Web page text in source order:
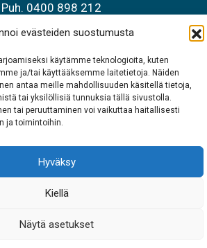
evästeiden suostumusta
käytämme teknologioita, kuten
ja/tai käyttääksemme laitetietoja. Näiden
antaa meille mahdollisuuden käsitellä tietoja,
tai yksilöllisiä tunnuksia tällä sivustolla.
tai peruuttaminen voi vaikuttaa haitallisesti
ja toimintoihin.
Hyväksy
Kiellä
Näytä asetukset
Puh. 0400 898 212
asiakaspalvelu
Puh. 0206 39 7740
Ravintola Sarrit
Puh. 040 700 6485